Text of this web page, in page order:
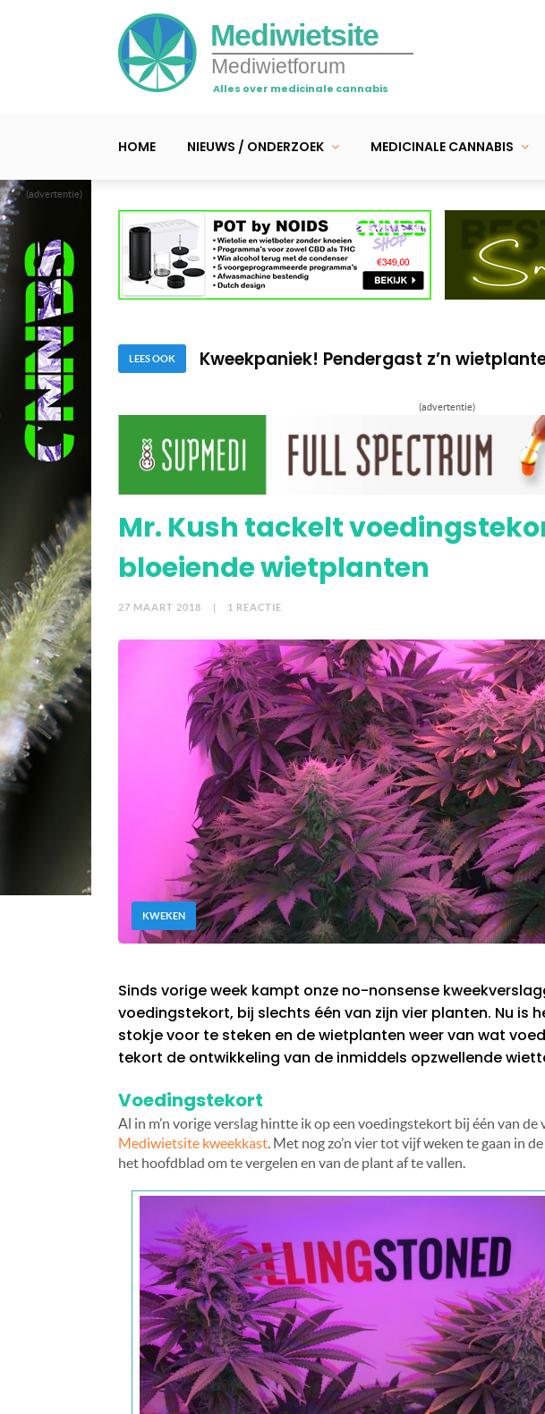
(advertentie)
Mediwietsite
Mediwietforum
Alles over medicinale cannabis
HOME NIEUWS / ONDERZOEK MEDICINALE CANNABIS
LEES OOK
Mr. Kush dieft z’n bloeiende Green
Mr. Kush verwelkomt trichomen op z’n
Mr. Kush dieft z’n bloeiende Green
Mr. Kush verwelkomt trichomen op z’n
(advertentie)
Mr. Kush tackelt
bloeiende wietplanten
27 MAART 2018 | 1 REACTIE
KWEKEN
Sinds vorige week kampt onze no-nonsense
voedingstekort, bij slechts één van zijn vier planten. Nu is
stokje voor te steken en de wietplanten weer van wat
tekort de ontwikkeling van de inmiddels opzwellende
Voedingstekort
Al in m’n vorige verslag hintte ik op een voedingstekort bij één van
Mediwietsite kweekkast. Met nog zo’n vier tot vijf weken te gaan in
het hoofdblad om te vergelen en van de plant af te vallen.